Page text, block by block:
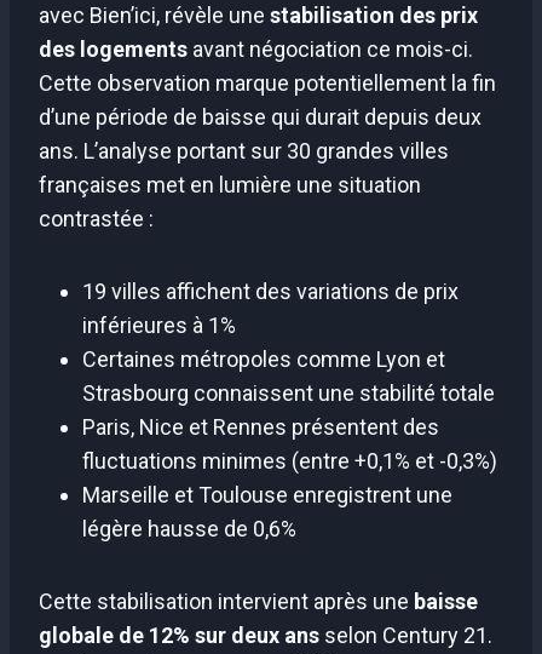
avec Bien’ici, révèle une stabilisation des prix
des logements avant négociation ce mois-ci.
Cette observation marque potentiellement la fin
d’une période de baisse qui durait depuis deux
ans. L’analyse portant sur 30 grandes villes
françaises met en lumière une situation
contrastée :
19 villes affichent des variations de prix
inférieures à 1%
Certaines métropoles comme Lyon et
Strasbourg connaissent une stabilité totale
Paris, Nice et Rennes présentent des
fluctuations minimes (entre +0,1% et -0,3%)
Marseille et Toulouse enregistrent une
légère hausse de 0,6%
Cette stabilisation intervient après une baisse
globale de 12% sur deux ans selon Century 21.